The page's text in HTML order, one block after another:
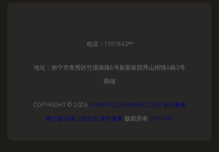
电话：1557840**
地址：南宁市青秀区竹溪南路8号新新家园秀山闲情A栋3号
商铺
COPYRIGHT © 2026 WWW.MEIZHONGKQ.COM 诊疗服务
南宁梁小妹口腔诊所 诊疗服务 版权所有 SITEMAP